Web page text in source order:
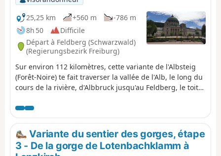
25,25 km
+560 m
-786 m
8h 50
Difficile
Départ à Feldberg (Schwarzwald)
(Regierungsbezirk Freiburg)
Sur environ 112 kilomètres, cette variante de l'Albsteig
(Forêt-Noire) te fait traverser la vallée de l'Alb, le long du
cours de la rivière, d'Albbruck jusqu'au Feldberg, le toit
du Feldberg et passe par Menzenschwand et St. Blasien
avant d'arriver à Höchenschwand. Elle est un peu plus
facile que les précédentes en termes de dénivelé.
L'itinéraire est de l'Albsteig redescend ensuite vers la
vallée du Haut-Rhin.
Variante du sentier des gorges, étape
3 - De la gorge de Lotenbachklamm à